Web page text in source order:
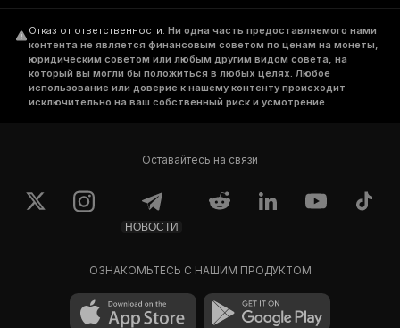
Отказ от ответственности. Ни одна часть предоставляемого нами
контента не является финансовым советом по ценам на монеты,
юридическим советом или любым другим видом совета, на
который вы могли бы положиться в любых целях. Любое
использование или доверие к нашему контенту происходит
исключительно на ваш собственный риск и усмотрение.
Оставайтесь на связи
НОВОСТИ
ОЗНАКОМЬТЕСЬ С НАШИМ ПРОДУКТОМ